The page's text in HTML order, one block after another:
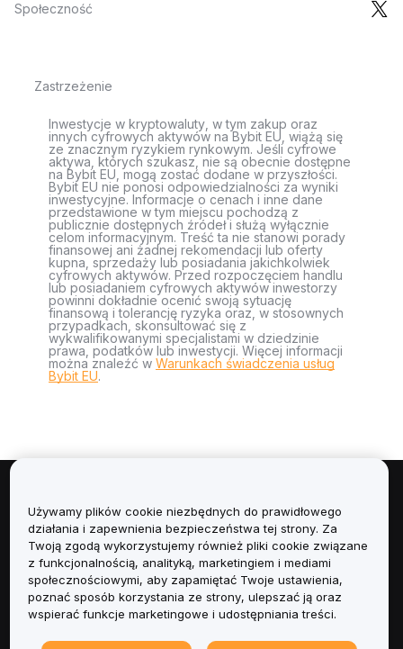
Społeczność
Zastrzeżenie
Inwestycje w kryptowaluty, w tym zakup oraz
innych cyfrowych aktywów na Bybit EU, wiążą się
ze znacznym ryzykiem rynkowym. Jeśli cyfrowe
aktywa, których szukasz, nie są obecnie dostępne
na Bybit EU, mogą zostać dodane w przyszłości.
Bybit EU nie ponosi odpowiedzialności za wyniki
inwestycyjne. Informacje o cenach i inne dane
przedstawione w tym miejscu pochodzą z
publicznie dostępnych źródeł i służą wyłącznie
celom informacyjnym. Treść ta nie stanowi porady
finansowej ani żadnej rekomendacji lub oferty
kupna, sprzedaży lub posiadania jakichkolwiek
cyfrowych aktywów. Przed rozpoczęciem handlu
lub posiadaniem cyfrowych aktywów inwestorzy
powinni dokładnie ocenić swoją sytuację
finansową i tolerancję ryzyka oraz, w stosownych
przypadkach, skonsultować się z
wykwalifikowanymi specjalistami w dziedzinie
prawa, podatków lub inwestycji. Więcej informacji
można znaleźć w Warunkach świadczenia usług
Bybit EU.
Informacje
Usługi
Obsługa Klienta
Używamy plików cookie niezbędnych do prawidłowego
działania i zapewnienia bezpieczeństwa tej strony. Za
Twoją zgodą wykorzystujemy również pliki cookie związane
z funkcjonalnością, analityką, marketingiem i mediami
społecznościowymi, aby zapamiętać Twoje ustawienia,
poznać sposób korzystania ze strony, ulepszać ją oraz
wspierać funkcje marketingowe i udostępniania treści.